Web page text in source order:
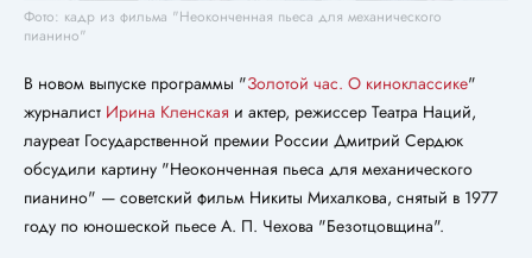
Фото: кадр из фильма "Неоконченная пьеса для механического
пианино"
В новом выпуске программы "Золотой час. О киноклассике"
журналист Ирина Кленская и актер, режиссер Театра Наций,
лауреат Государственной премии России Дмитрий Сердюк
обсудили картину "Неоконченная пьеса для механического
пианино" — советский фильм Никиты Михалкова, снятый в 1977
году по юношеской пьесе А. П. Чехова "Безотцовщина".